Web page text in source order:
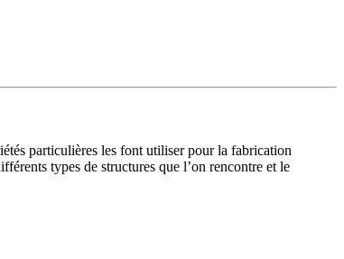
particulières les font utiliser pour la fabrication
types de structures que l’on rencontre et le